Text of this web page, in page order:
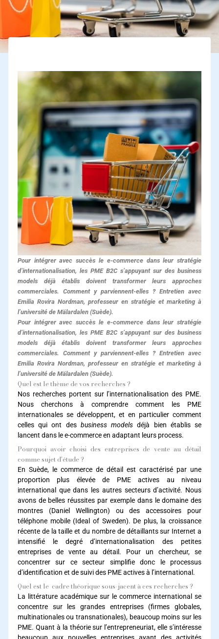
Pour intégrer avec succès le e-commerce dans leur stratégie
d’internationalisation, les PME B2C s’appuyant sur des business
models déjà établis doivent transformer leurs approches
commerciales. Comment y parviennent-elles ? Entretien avec
Emilia Rovira Nordman, professeur en stratégie et marketing à
l’université de Mälardalen (Suède).
Pour intégrer avec succès le e-commerce dans leur stratégie
d’internationalisation, les PME B2C s’appuyant sur des business
models déjà établis doivent transformer leurs approches
commerciales. Comment y parviennent-elles ? Entretien avec
Emilia Rovira Nordman, professeur en stratégie et marketing à
l’université de Mälardalen (Suède).
Quel est le thème de vos recherches ?
Nos recherches portent sur l’internationalisation des PME.
Nous cherchons à comprendre comment les PME
internationales se développent, et en particulier comment
celles qui ont des business models déjà bien établis se
lancent dans le e-commerce en adaptant leurs process.
Pourquoi avoir choisi des entreprises de vente au détail
comme sujet d’étude ?
En Suède, le commerce de détail est caractérisé par une
proportion plus élevée de PME actives au niveau
international que dans les autres secteurs d’activité. Nous
avons de belles réussites par exemple dans le domaine des
montres (Daniel Wellington) ou des accessoires pour
téléphone mobile (Ideal of Sweden). De plus, la croissance
récente de la taille et du nombre de détaillants sur Internet a
intensifié le degré d’internationalisation des petites
entreprises de vente au détail. Pour un chercheur, se
concentrer sur ce secteur simplifie donc le processus
d’identification et de suivi des PME actives à l’international.
Quel est le cadre théorique sous-jacent à ces recherches ?
La littérature académique sur le commerce international se
concentre sur les grandes entreprises (firmes globales,
multinationales ou transnationales), beaucoup moins sur les
PME. Quant à la théorie sur l’entrepreneuriat, elle s’intéresse